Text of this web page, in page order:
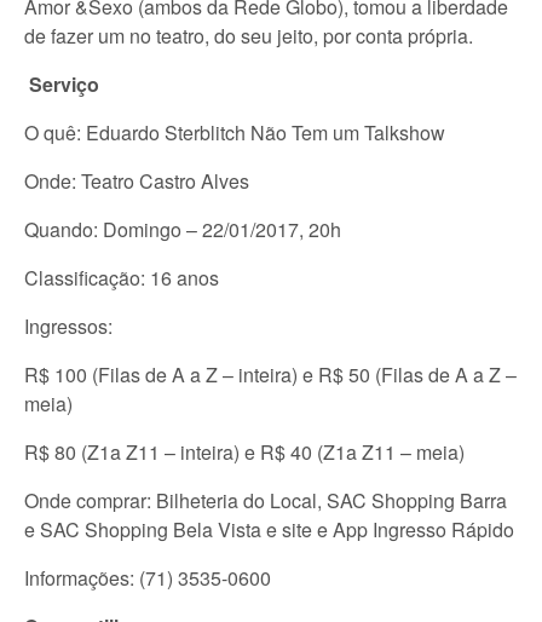
Amor &Sexo (ambos da Rede Globo), tomou a liberdade
de fazer um no teatro, do seu jeito, por conta própria.
Serviço
O quê: Eduardo Sterblitch Não Tem um Talkshow
Onde: Teatro Castro Alves
Quando: Domingo – 22/01/2017, 20h
Classificação: 16 anos
Ingressos:
R$ 100 (Filas de A a Z – inteira) e R$ 50 (Filas de A a Z –
meia)
R$ 80 (Z1a Z11 – inteira) e R$ 40 (Z1a Z11 – meia)
Onde comprar: Bilheteria do Local, SAC Shopping Barra
e SAC Shopping Bela Vista e site e App Ingresso Rápido
Informações: (71) 3535-0600